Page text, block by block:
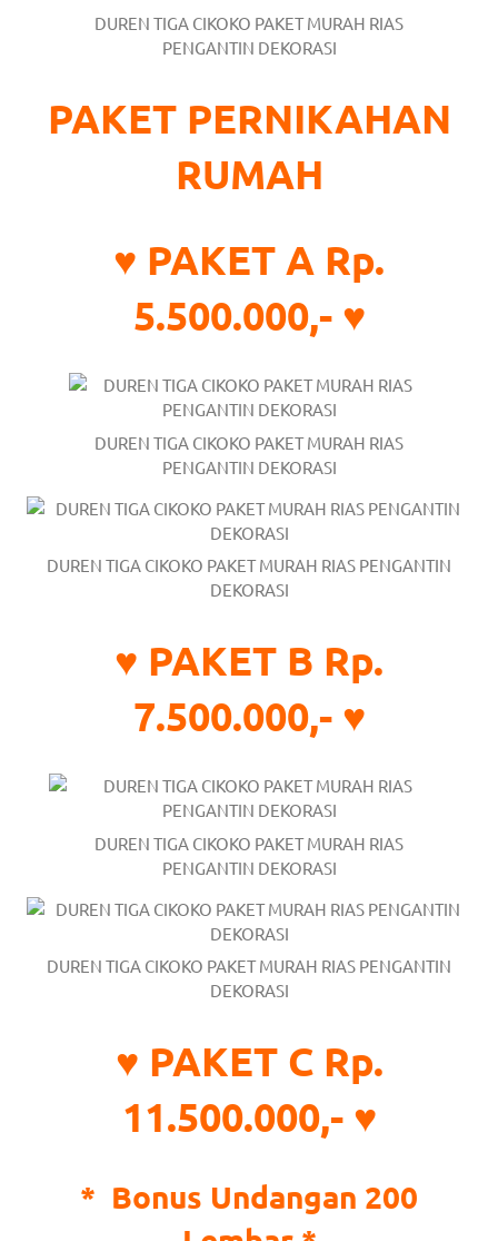
now
https://www.domainwatches.com
rolex.
https://
imitation
https://www.gameswatches.com
wonderful
https://www.drugswatches.com
DUREN TIGA CIKOKO PAKET MURAH RIAS
PENGANTIN DEKORASI
PAKET PERNIKAHAN
RUMAH
♥ PAKET A Rp.
5.500.000,- ♥
DUREN TIGA CIKOKO PAKET MURAH RIAS
PENGANTIN DEKORASI
DUREN TIGA CIKOKO PAKET MURAH RIAS PENGANTIN
DEKORASI
♥ PAKET B Rp.
7.500.000,- ♥
DUREN TIGA CIKOKO PAKET MURAH RIAS
PENGANTIN DEKORASI
DUREN TIGA CIKOKO PAKET MURAH RIAS PENGANTIN
DEKORASI
♥ PAKET C Rp.
11.500.000,- ♥
* Bonus Undangan 200